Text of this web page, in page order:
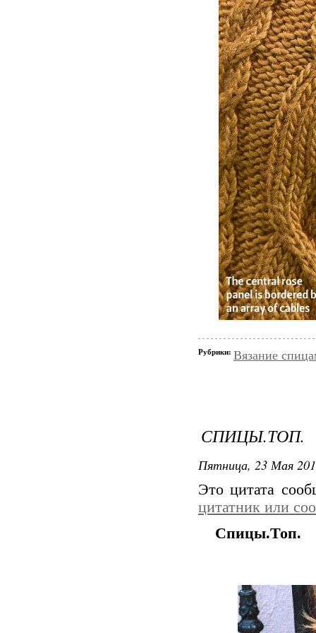
Рубрики: Вязание
СПИЦЫ.ТОП.
Пятница, 23 Мая
Это цитата
цитатник или
Спицы.Топ.